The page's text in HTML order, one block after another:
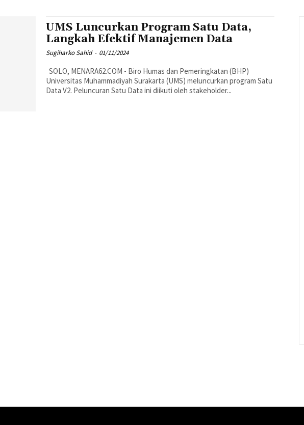
UMS Luncurkan Program Satu Data,
Langkah Efektif Manajemen Data
Sugiharko Sahid - 01/11/2024
SOLO, MENARA62.COM - Biro Humas dan Pemeringkatan (BHP)
Universitas Muhammadiyah Surakarta (UMS) meluncurkan program Satu
Data V2. Peluncuran Satu Data ini diikuti oleh stakeholder...